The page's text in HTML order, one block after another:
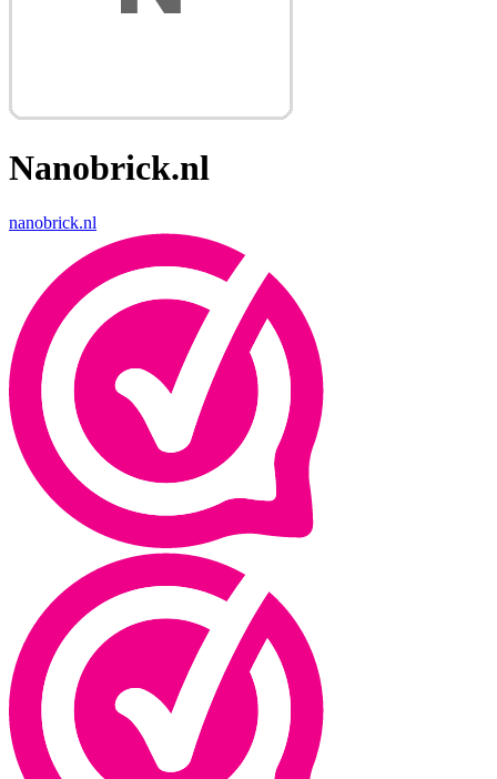
Nanobrick.nl
nanobrick.nl